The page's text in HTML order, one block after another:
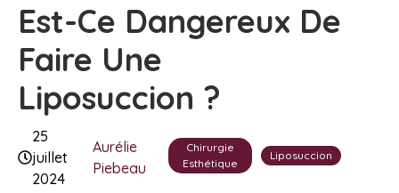
Est-Ce Dangereux De
Faire Une
Liposuccion ?
25
juillet
2024
Aurélie
Piebeau
Chirurgie
Esthétique
Liposuccion